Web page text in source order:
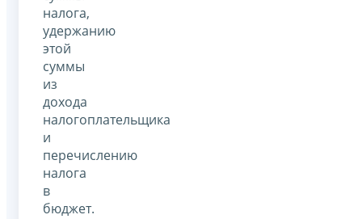
налога,
удержанию
этой
суммы
из
дохода
налогоплательщика
и
перечислению
налога
в
бюджет.